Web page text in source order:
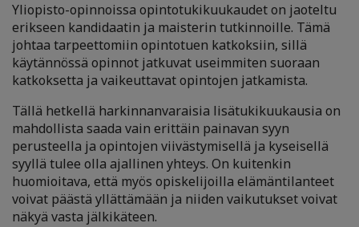
Yliopisto-opinnoissa opintotukikuukaudet on jaoteltu
erikseen kandidaatin ja maisterin tutkinnoille. Tämä
johtaa tarpeettomiin opintotuen katkoksiin, sillä
käytännössä opinnot jatkuvat useimmiten suoraan
katkoksetta ja vaikeuttavat opintojen jatkamista.
Tällä hetkellä harkinnanvaraisia lisätukikuukausia on
mahdollista saada vain erittäin painavan syyn
perusteella ja opintojen viivästymisellä ja kyseisellä
syyllä tulee olla ajallinen yhteys. On kuitenkin
huomioitava, että myös opiskelijoilla elämäntilanteet
voivat päästä yllättämään ja niiden vaikutukset voivat
näkyä vasta jälkikäteen.